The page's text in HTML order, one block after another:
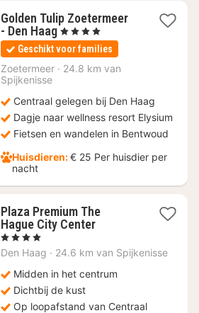
Golden Tulip Zoetermeer
- Den Haag1
nacht
vanaf
€
, 4 Sterren
Geschikt voor families
Zoetermeer · 24.8 km van
Spijkenisse
Centraal gelegen bij Den Haag
Dagje naar wellness resort Elysium
Fietsen en wandelen in Bentwoud
Huisdieren:€ 25 Per huisdier per
nacht
Plaza Premium The
Hague City Center1
vanaf
114
, 4 Sterren
Den Haag · 24.6 km van Spijkenisse
Midden in het centrum
Dichtbij de kust
Op loopafstand van Centraal